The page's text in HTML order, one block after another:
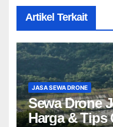
Artikel Terkait
JASA SEWA DRONE
Sewa Drone
Harga & Tips